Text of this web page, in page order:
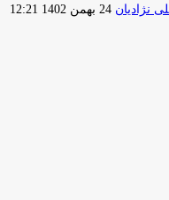
نژادیان ارسال
24 بهمن 1402 12:21